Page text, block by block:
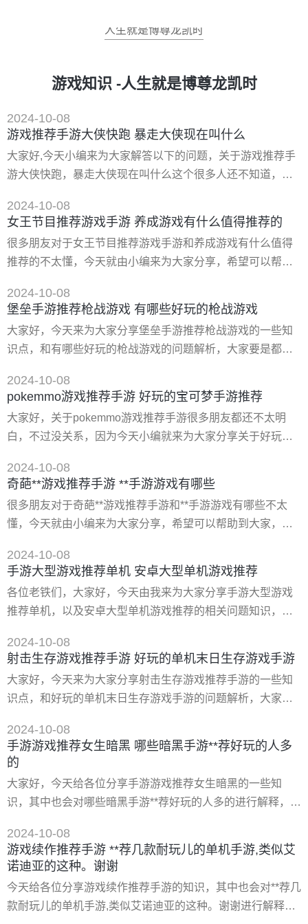
人生就是博尊龙凯时
游戏知识 -人生就是博尊龙凯时
2024-10-08
游戏推荐手游大侠快跑 暴走大侠现在叫什么
大家好,今天小编来为大家解答以下的问题，关于游戏推荐手
游大侠快跑，暴走大侠现在叫什么这个很多人还不知道，现
址： 类型：安卓游戏-角色扮演 版本：v1.17 大小：148.00m
语言：中文 平台：安卓apk 推荐星级（评分）：★★★★★
游戏标签:暴走大侠之大侠快跑武侠手游暴走大侠之大侠快跑
手游以武侠世界为背景打造
2024-10-08
女王节目推荐游戏手游 养成游戏有什么值得推荐的
很多朋友对于女王节目推荐游戏手游和养成游戏有什么值得
推荐的不太懂，今天就由小编来为大家分享，希望可以帮助
配推荐[图]-手游攻略-游戏鸟手游网 奇迹暖暖女王大人怎么搭
配好呢?奇迹暖暖女王大人怎么搭配能拿高分呢?想必还有不
少小伙伴不是很清楚吧。下面小编为大家带来了奇迹暖暖女
王大人高分搭配推荐哦，一起来看看吧! 奇迹暖暖女王大人高
2024-10-08
堡垒手游推荐枪战游戏 有哪些好玩的枪战游戏
大家好，今天来为大家分享堡垒手游推荐枪战游戏的一些知
识点，和有哪些好玩的枪战游戏的问题解析，大家要是都明
相信很大概率可以解决您的问题，接下来我们就一起来看看
吧！ 一、有哪些好玩的枪战游戏 好玩的枪战游戏有很多，比
如说使命召唤、战地或者是一些孤岛求生等等。其实在电脑
上面还是有很多大型的枪战游戏，只要你在steam上面好好的
2024-10-08
pokemmo游戏推荐手游 好玩的宝可梦手游推荐
大家好，关于pokemmo游戏推荐手游很多朋友都还不太明
白，不过没关系，因为今天小编就来为大家分享关于好玩的
惑和问题，如果碰巧可以解决您的问题，还望关注下本站
哦，希望对各位有所帮助！ 一、pokeone和pokemmo哪个好
玩如何下载 下载地址： 类型：安卓游戏-动作闯关 版本：
pokeone手机版v0.1 大小：1740.79m 语言：中文
2024-10-08
奇葩**游戏推荐手游 **手游游戏有哪些
很多朋友对于奇葩**游戏推荐手游和**手游游戏有哪些不太
懂，今天就由小编来为大家分享，希望可以帮助到大家，下
榜前十名 世界十大**惊悚游戏排名 1.生化危机 生化危机是由
**caocom公司制作并推出的电子系列单机游戏，于1996年首
次推出，是以丧尸等**元素为主题的游戏系列中教具影响力的
代表作品，目前共推出了九款正篇游戏，而除了游戏
2024-10-08
手游大型游戏推荐单机 安卓大型单机游戏推荐
各位老铁们，大家好，今天由我来为大家分享手游大型游戏
推荐单机，以及安卓大型单机游戏推荐的相关问题知识，希
本站，您的支持是我们*大的动力，谢谢大家了哈，下面我们
开始吧！ 一、大型单机游戏(十大耐玩单机手游) 大型单机游
戏 大型单机游戏包括植物大战僵尸2、饥饿鲨进化、火柴人
战争、部落冲突、元气骑士等。 《plantsvszombies2
2024-10-08
射击生存游戏推荐手游 好玩的单机末日生存游戏手游
大家好，今天来为大家分享射击生存游戏推荐手游的一些知
识点，和好玩的单机末日生存游戏手游的问题解析，大家要
文章，相信很大概率可以解决您的问题，接下来我们就一起
来看看吧！ 一、火线指令诺曼底类似的手游 下载地址： 类
中文 平台：安卓apk 推荐星级（评分）：★★★★★ 游戏标
签
2024-10-08
手游游戏推荐女生暗黑 哪些暗黑手游**荐好玩的人多
的
大家好，今天给各位分享手游游戏推荐女生暗黑的一些知
识，其中也会对哪些暗黑手游**荐好玩的人多的进行解释，文
了关注本站，现在就马上开始吧！ 一、十大暗黑类单机手游
在arpg中，《暗黑破坏神》系列可以说是一个十分经典的游
评价**，名气*大也*好玩的一作
2024-10-08
游戏续作推荐手游 **荐几款耐玩儿的单机手游,类似艾
诺迪亚的这种。谢谢
今天给各位分享游戏续作推荐手游的知识，其中也会对**荐几
款耐玩儿的单机手游,类似艾诺迪亚的这种。谢谢进行解释，